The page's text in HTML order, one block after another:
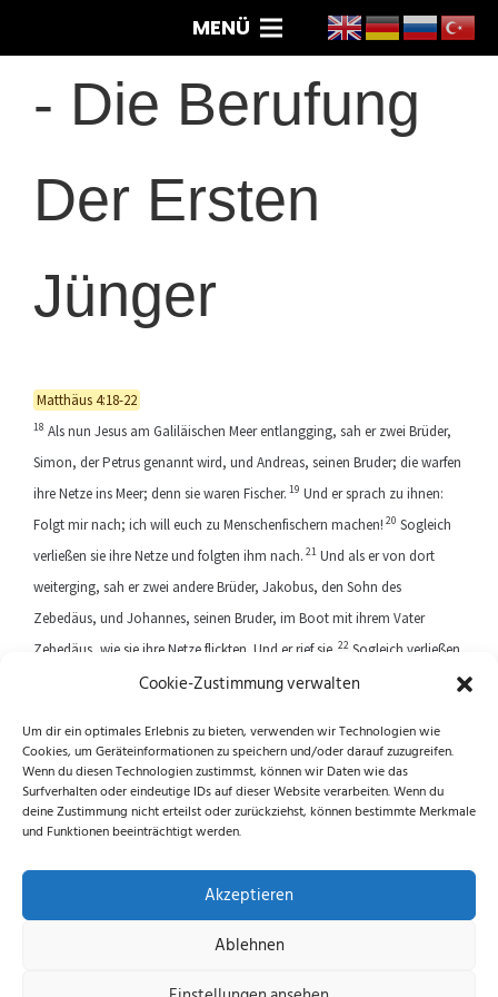
Cookie-Zustimmung verwalten
Um dir ein optimales Erlebnis zu bieten, verwenden wir Technologien wie
Cookies, um Geräteinformationen zu speichern und/oder darauf zuzugreifen.
Wenn du diesen Technologien zustimmst, können wir Daten wie das
Surfverhalten oder eindeutige IDs auf dieser Website verarbeiten. Wenn du
deine Zustimmung nicht erteilst oder zurückziehst, können bestimmte Merkmale
und Funktionen beeinträchtigt werden.
Akzeptieren
Ablehnen
MENÜ
- Die Berufung
Der Ersten
Jünger
Matthäus 4:18-22
18 Als nun Jesus am Galiläischen Meer entlangging, sah er zwei Brüder,
Simon, der Petrus genannt wird, und Andreas, seinen Bruder; die warfen
ihre Netze ins Meer; denn sie waren Fischer. 19 Und er sprach zu ihnen:
Folgt mir nach; ich will euch zu Menschenfischern machen! 20 Sogleich
verließen sie ihre Netze und folgten ihm nach. 21 Und als er von dort
weiterging, sah er zwei andere Brüder, Jakobus, den Sohn des
Zebedäus, und Johannes, seinen Bruder, im Boot mit ihrem Vater
Zebedäus, wie sie ihre Netze flickten. Und er rief sie. 22 Sogleich verließen
sie das Boot und ihren Vater und folgten ihm nach.
Next article
Previous article
Folge uns auf Instagram und Facebook!
Datenschutzerklärung|Impressum